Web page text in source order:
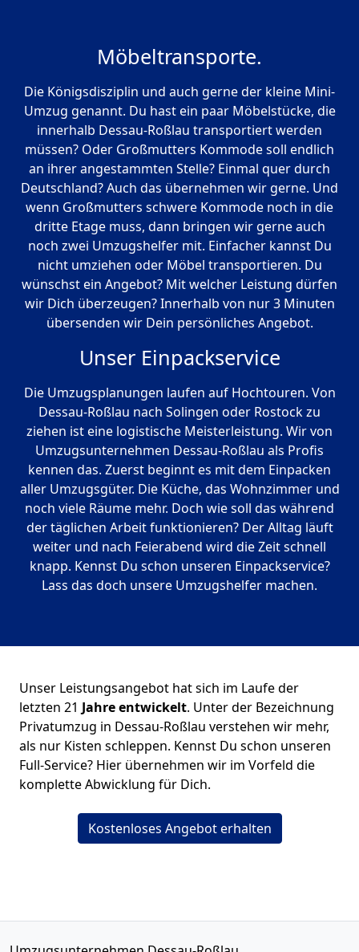
Möbeltransporte.
Die Königsdisziplin und auch gerne der kleine Mini-
Umzug genannt. Du hast ein paar Möbelstücke, die
innerhalb Dessau-Roßlau transportiert werden
müssen? Oder Großmutters Kommode soll endlich
an ihrer angestammten Stelle? Einmal quer durch
Deutschland? Auch das übernehmen wir gerne. Und
wenn Großmutters schwere Kommode noch in die
dritte Etage muss, dann bringen wir gerne auch
noch zwei Umzugshelfer mit. Einfacher kannst Du
nicht umziehen oder Möbel transportieren. Du
wünschst ein Angebot? Mit welcher Leistung dürfen
wir Dich überzeugen? Innerhalb von nur 3 Minuten
übersenden wir Dein persönliches Angebot.
Unser Einpackservice
Die Umzugsplanungen laufen auf Hochtouren. Von
Dessau-Roßlau nach Solingen oder Rostock zu
ziehen ist eine logistische Meisterleistung. Wir von
Umzugsunternehmen Dessau-Roßlau als Profis
kennen das. Zuerst beginnt es mit dem Einpacken
aller Umzugsgüter. Die Küche, das Wohnzimmer und
noch viele Räume mehr. Doch wie soll das während
der täglichen Arbeit funktionieren? Der Alltag läuft
weiter und nach Feierabend wird die Zeit schnell
knapp. Kennst Du schon unseren Einpackservice?
Lass das doch unsere Umzugshelfer machen.
Unser Leistungsangebot hat sich im Laufe der
letzten 21 Jahre entwickelt. Unter der Bezeichnung
Privatumzug in Dessau-Roßlau verstehen wir mehr,
als nur Kisten schleppen. Kennst Du schon unseren
Full-Service? Hier übernehmen wir im Vorfeld die
komplette Abwicklung für Dich.
Kostenloses Angebot erhalten